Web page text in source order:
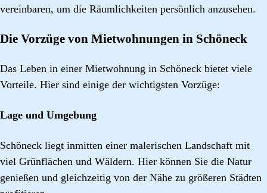
vereinbaren, um die Räumlichkeiten persönlich anzusehen.
Die Vorzüge von Mietwohnungen in Schöneck
Das Leben in einer Mietwohnung in Schöneck bietet viele
Vorteile. Hier sind einige der wichtigsten Vorzüge:
Lage und Umgebung
Schöneck liegt inmitten einer malerischen Landschaft mit
viel Grünflächen und Wäldern. Hier können Sie die Natur
genießen und gleichzeitig von der Nähe zu größeren Städten